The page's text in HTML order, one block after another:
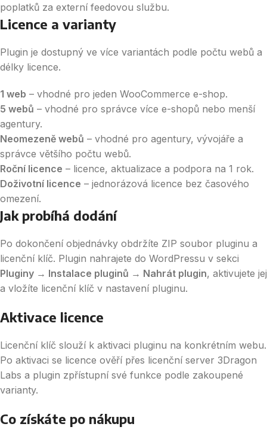
poplatků za externí feedovou službu.
Licence a varianty
Plugin je dostupný ve více variantách podle počtu webů a
délky licence.
1 web – vhodné pro jeden WooCommerce e-shop.
5 webů – vhodné pro správce více e-shopů nebo menší
agentury.
Neomezeně webů – vhodné pro agentury, vývojáře a
správce většího počtu webů.
Roční licence – licence, aktualizace a podpora na 1 rok.
Doživotní licence – jednorázová licence bez časového
omezení.
Jak probíhá dodání
Po dokončení objednávky obdržíte ZIP soubor pluginu a
licenční klíč. Plugin nahrajete do WordPressu v sekci
Pluginy → Instalace pluginů → Nahrát plugin, aktivujete jej
a vložíte licenční klíč v nastavení pluginu.
Aktivace licence
Licenční klíč slouží k aktivaci pluginu na konkrétním webu.
Po aktivaci se licence ověří přes licenční server 3Dragon
Labs a plugin zpřístupní své funkce podle zakoupené
varianty.
Co získáte po nákupu